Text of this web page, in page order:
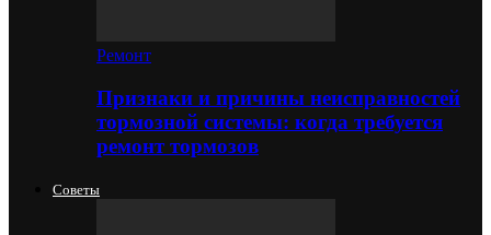
Ремонт
Признаки и причины неисправностей
тормозной системы: когда требуется
ремонт тормозов
Советы